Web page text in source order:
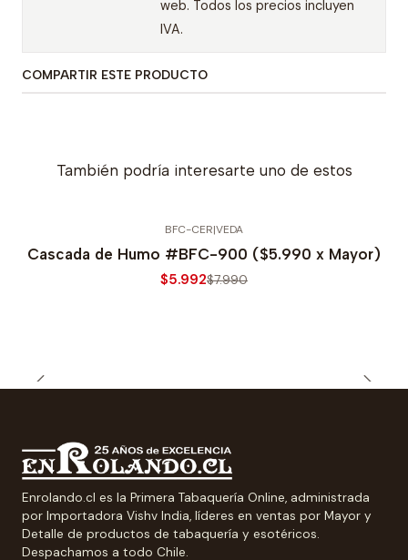
web. Todos los precios incluyen
IVA.
COMPARTIR ESTE PRODUCTO
También podría interesarte uno de estos
BFC-CER|VEDA
Cascada de Humo #BFC-900 ($5.990 x Mayor)
$5.992$7.990
Enrolando.cl es la Primera Tabaquería Online, administrada
por Importadora Vishv India, líderes en ventas por Mayor y
Detalle de productos de tabaquería y esotéricos.
Despachamos a todo Chile.